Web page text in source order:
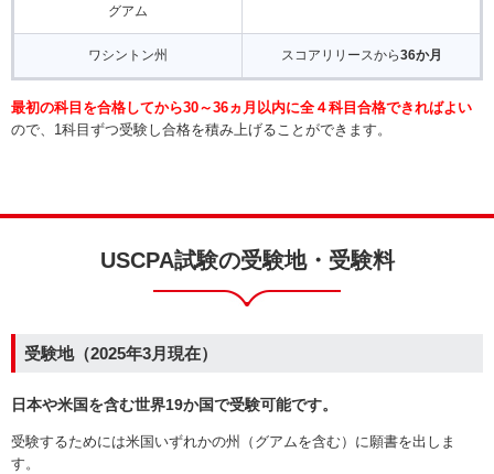
グアム
ワシントン州 スコアリリースから36か月
最初の科目を合格してから30～36ヵ月以内に全４科目合格できればよい
ので、1科目ずつ受験し合格を積み上げることができます。
USCPA試験の受験地・受験料
受験地（2025年3月現在）
日本や米国を含む世界19か国で受験可能です。
受験するためには米国いずれかの州（グアムを含む）に願書を出しま
す。